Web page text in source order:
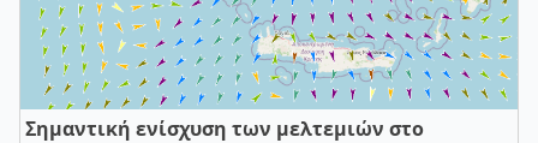
Σημαντική ενίσχυση των μελτεμιών στο